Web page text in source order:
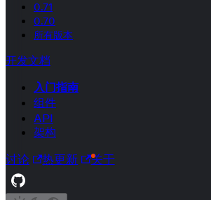
0.71
0.70
所有版本
开发文档
入门指南
组件
API
架构
讨论 热更新 关于